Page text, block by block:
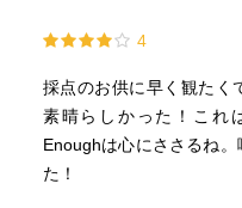
置いてきぼり感満載でした
リンドだって
「え、勝手に期待して
4
採点のお供に早く観たく
素晴らしかった！これ
Enoughは心にささるね
た！